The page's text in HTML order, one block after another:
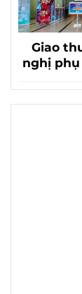
Giao
nghị
mặt của